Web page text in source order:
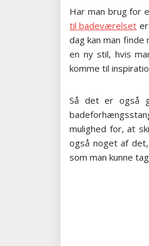
Har man brug for
til badeværelset
dag kan man
en ny stil, hvis
komme til
Så det er også
mulighed for, at
også noget af
som man kunne